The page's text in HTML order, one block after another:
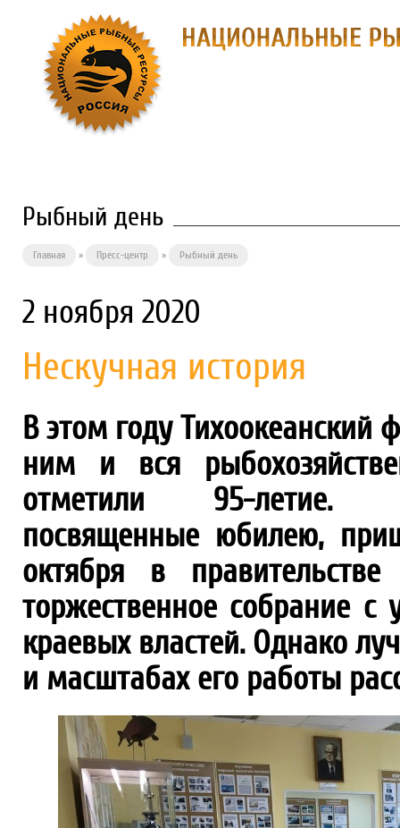
О ПРЕДПРИЯТИИ
Рыбный день
Главная » Пресс-центр » Рыбный день
2 ноября 2020
Нескучная история
В этом году
ним и вся
отметили 95-летие.
посвященные юбилею,
октября в
торжественное собрание с
краевых властей. Однако
и масштабах его работы